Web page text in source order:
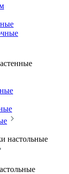
настольные